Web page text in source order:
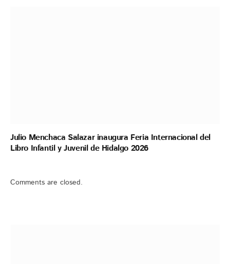
Julio Menchaca Salazar inaugura Feria Internacional del
Libro Infantil y Juvenil de Hidalgo 2026
Comments are closed.